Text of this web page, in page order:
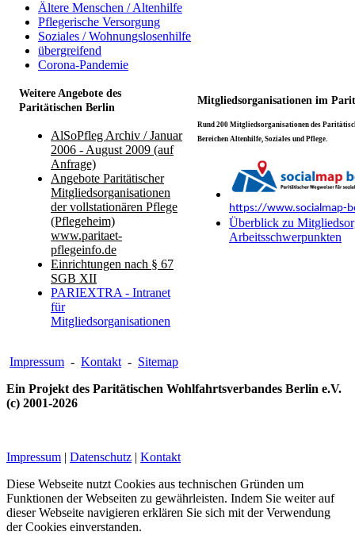
Ältere Menschen / Altenhilfe
Pflegerische Versorgung
Soziales / Wohnungslosenhilfe
übergreifend
Corona-Pandemie
Weitere Angebote des
Paritätischen Berlin
Mitgliedsorganisationen im
AlSoPfleg Archiv / Januar
2006 - August 2009 (auf
Anfrage)
Angebote Paritätischer
Mitgliedsorganisationen
der vollstationären Pflege
(Pflegeheim)
www.paritaet-
pflegeinfo.de
Einrichtungen nach § 67
SGB XII
PARIEXTRA - Intranet
für
Mitgliedsorganisationen
Rund 200 Mitgliedsorganisationen des
Bereichen Altenhilfe, Soziales und Pflege.
https://www.socialmap-
Überblick zu
Arbeitsschwerpunkten
Impressum - Kontakt - Sitemap
Ein Projekt des Paritätischen Wohlfahrtsverbandes Berlin e.V.
(c) 2001-2026
Impressum | Datenschutz | Kontakt
Diese Webseite nutzt Cookies aus technischen Gründen um
Funktionen der Webseiten zu gewährleisten. Indem Sie weiter auf
dieser Webseite navigieren erklären Sie sich mit der Verwendung
der Cookies einverstanden.